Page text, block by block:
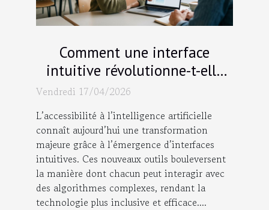
Comment une interface
intuitive révolutionne-t-elle
l'accès à l'IA ?
Vendredi 17/04/2026
L’accessibilité à l’intelligence artificielle
connaît aujourd’hui une transformation
majeure grâce à l’émergence d’interfaces
intuitives. Ces nouveaux outils bouleversent
la manière dont chacun peut interagir avec
des algorithmes complexes, rendant la
technologie plus inclusive et efficace....